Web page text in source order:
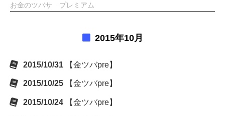
お金のツバサ プレミアム
2015年10月
2015/10/31 【金ツバpre】
2015/10/25 【金ツバpre】
2015/10/24 【金ツバpre】